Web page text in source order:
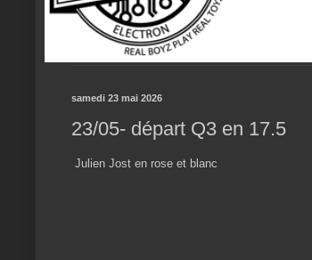
samedi 23 mai 2026
23/05- départ Q3 en 17.5
Julien Jost en rose et blanc